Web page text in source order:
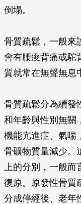
倒塌。
骨質疏鬆，一般來
會有腰痠背痛或駝
質就常在無聲無息
骨質疏鬆分為續發
和年齡與性別無關
機能亢進症、氣喘
骨礦物質量減少。
上的分別，一般而
復原。原發性骨質
分成停經後、老年